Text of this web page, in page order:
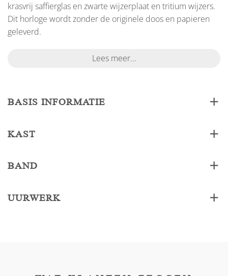
krasvrij saffierglas en zwarte wijzerplaat en tritium wijzers.
Dit horloge wordt zonder de originele doos en papieren
geleverd.
Lees meer...
BASIS INFORMATIE
KAST
BAND
UURWERK